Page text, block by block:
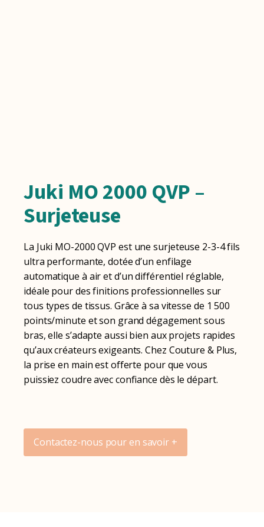
Juki MO 2000 QVP –
Surjeteuse
La Juki MO-2000 QVP est une surjeteuse 2-3-4 fils
ultra performante, dotée d’un enfilage
automatique à air et d’un différentiel réglable,
idéale pour des finitions professionnelles sur
tous types de tissus. Grâce à sa vitesse de 1 500
points/minute et son grand dégagement sous
bras, elle s’adapte aussi bien aux projets rapides
qu’aux créateurs exigeants. Chez Couture & Plus,
la prise en main est offerte pour que vous
puissiez coudre avec confiance dès le départ.
Contactez-nous pour en savoir +